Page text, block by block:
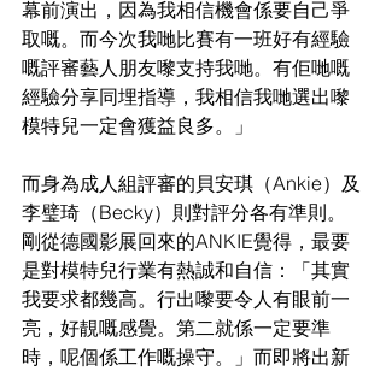
幕前演出，因為我相信機會係要自己爭
取嘅。而今次我哋比賽有一班好有經驗
嘅評審藝人朋友嚟支持我哋。有佢哋嘅
經驗分享同埋指導，我相信我哋選出嚟
模特兒一定會獲益良多。」
而身為成人組評審的貝安琪（Ankie）及
李璧琦（Becky）則對評分各有準則。
剛從德國影展回來的ANKIE覺得，最要
是對模特兒行業有熱誠和自信：「其實
我要求都幾高。行出嚟要令人有眼前一
亮，好靚嘅感覺。第二就係一定要準
時，呢個係工作嘅操守。」而即將出新